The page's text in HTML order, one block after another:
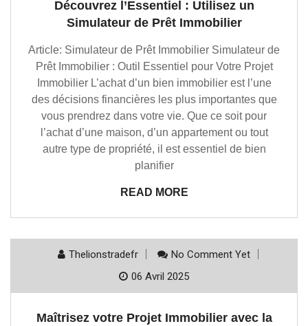
Découvrez l’Essentiel : Utilisez un
Simulateur de Prêt Immobilier
Article: Simulateur de Prêt Immobilier Simulateur de
Prêt Immobilier : Outil Essentiel pour Votre Projet
Immobilier L’achat d’un bien immobilier est l’une
des décisions financières les plus importantes que
vous prendrez dans votre vie. Que ce soit pour
l’achat d’une maison, d’un appartement ou tout
autre type de propriété, il est essentiel de bien
planifier
READ MORE
Thelionstradefr
No Comment Yet
06 Avril 2025
Maîtrisez votre Projet Immobilier avec la